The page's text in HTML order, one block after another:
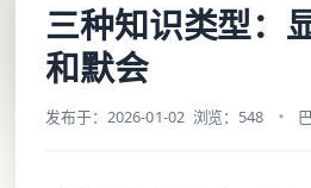
三种知识类型：
和默会
发布于：2026-01-02 浏览：548